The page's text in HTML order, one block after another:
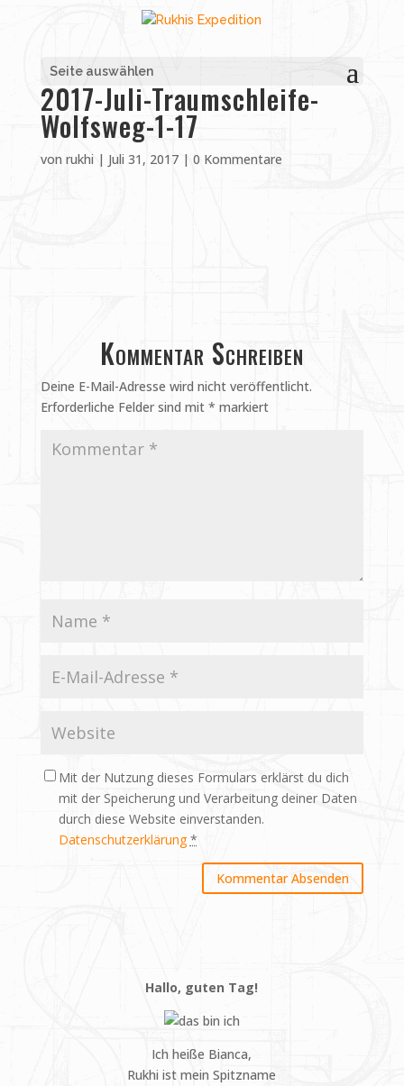
Seite auswählen
2017-Juli-Traumschleife-
Wolfsweg-1-17
von rukhi | Juli 31, 2017| 0 Kommentare
Kommentar Schreiben
Deine E-Mail-Adresse wird nicht veröffentlicht.
Erforderliche Felder sind mit * markiert
Mit der Nutzung dieses Formulars erklärst du dich
mit der Speicherung und Verarbeitung deiner Daten
durch diese Website einverstanden.
Datenschutzerklärung *
Hallo, guten Tag!
Ich heiße Bianca,
Rukhi ist mein Spitzname